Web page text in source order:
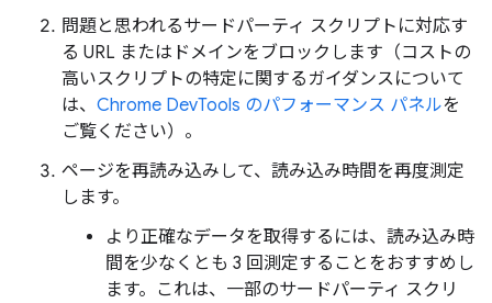
問題と思われるサードパーティ スクリプトに対応す
る URL またはドメインをブロックします（コストの
高いスクリプトの特定に関するガイダンスについて
は、 Chrome DevTools のパフォーマンス パネルを
ご覧ください）。
ページを再読み込みして、読み込み時間を再度測定
します。
より正確なデータを取得するには、読み込み時
間を少なくとも 3 回測定することをおすすめし
ます。これは、一部のサードパーティ スクリ